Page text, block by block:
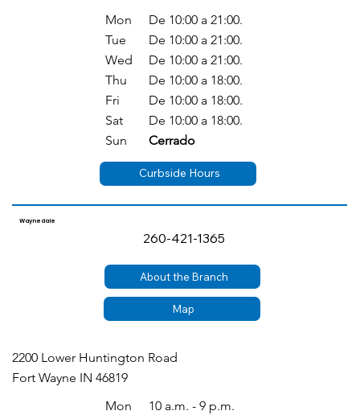
Mon
Tue
Wed
Thu
Fri
Sat
Sun
De 10:00 a 21:00.
De 10:00 a 21:00.
De 10:00 a 21:00.
De 10:00 a 18:00.
De 10:00 a 18:00.
De 10:00 a 18:00.
Cerrado
Curbside Hours
Waynedale
260-421-1365
Map
About the Branch
2200 Lower Huntington Road
Fort Wayne IN 46819
Mon
10 a.m. - 9 p.m.